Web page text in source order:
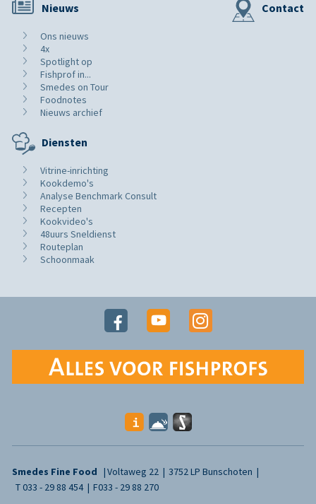
Nieuws
Ons nieuws
4x
Spotlight op
Fishprof in...
Smedes on Tour
Foodnotes
Nieuws archief
Diensten
Vitrine-inrichting
Kookdemo's
Analyse Benchmark Consult
Recepten
Kookvideo's
48uurs Sneldienst
Routeplan
Schoonmaak
Contact
Smedes Fine Food Voltaweg 22
3752 LP Bunschoten
T033 - 29 88 454 F033 - 29 88 270